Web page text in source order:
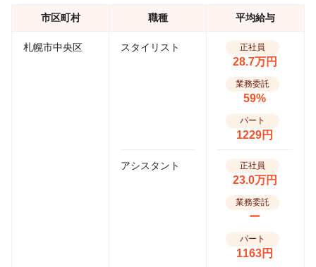
市区町村 職種 平均給与
札幌市中央区 スタイリスト 正社員
28.7万円
業務委託
59%
パート
1229円
アシスタント 正社員
23.0万円
業務委託
ー
パート
1163円